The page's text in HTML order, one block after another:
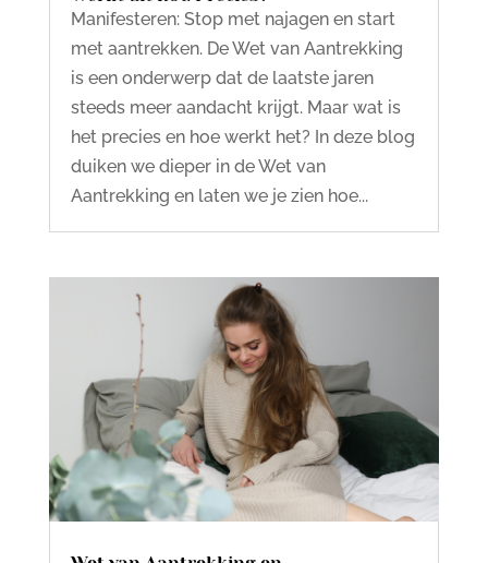
Manifesteren: Stop met najagen en start
met aantrekken. De Wet van Aantrekking
is een onderwerp dat de laatste jaren
steeds meer aandacht krijgt. Maar wat is
het precies en hoe werkt het? In deze blog
duiken we dieper in de Wet van
Aantrekking en laten we je zien hoe...